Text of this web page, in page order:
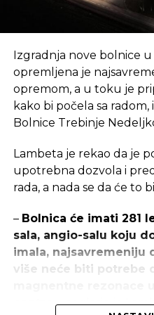
Hrvatska oživljava
NE PROPUSTITE
Slovaci ulažu u
Izgradnja nove bolnice
opremljena je
opremom, a u toku je
kako bi počela sa
Bolnice Trebinje
Lambeta je rekao da je
upotrebna dozvola i
rada, a nada se da će to
– Bolnica će imati 281
sala, angio-salu koju
imala, najsavremeniju
više neće biti potrebe
– naglasio je